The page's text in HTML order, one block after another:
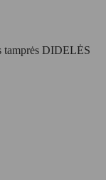
tamprės DIDELĖS